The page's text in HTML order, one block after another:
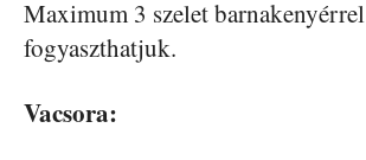
Maximum 3 szelet barnakenyérrel
fogyaszthatjuk.
Vacsora: